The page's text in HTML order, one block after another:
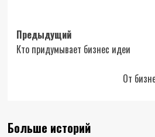
Навигация
записи
Предыдущий
Кто придумывает бизнес идеи
От
Больше историй